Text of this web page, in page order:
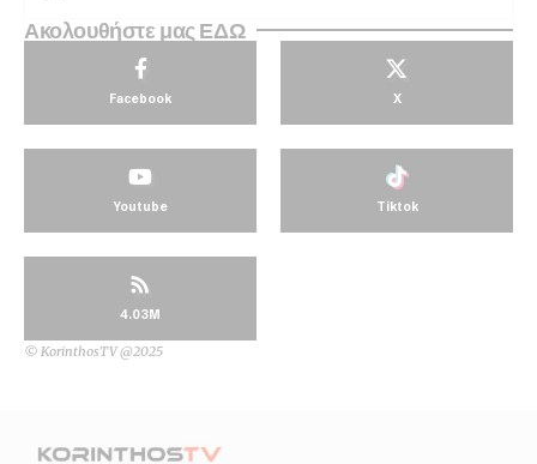
Ακολουθήστε μας ΕΔΩ
Facebook X
Youtube Tiktok
4.03M
© KorinthosTV @2025